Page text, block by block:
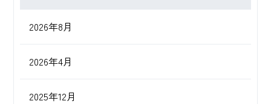
2026年8月
2026年4月
2025年12月